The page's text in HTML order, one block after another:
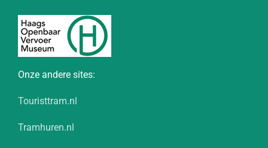
Onze andere sites:
Touristtram.nl
Tramhuren.nl